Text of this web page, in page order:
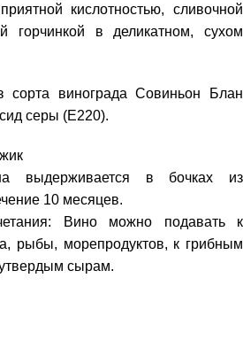
кислотностью, сливочной
горчинкой в деликатном, сухом
сорта винограда Совиньон Блан
серы (Е220).
выдерживается в бочках из
10 месяцев.
Вино можно подавать к
рыбы, морепродуктов, к грибным
сырам.